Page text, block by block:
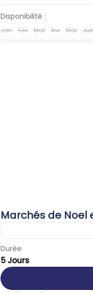
Disponibilité :
Jan Fév Mar Avr Mai
Marchés de Noel
Europe
1-40 People
Durée
5 Jours